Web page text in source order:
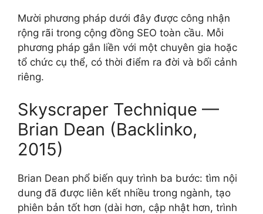
Mười phương pháp dưới đây được công nhận
rộng rãi trong cộng đồng SEO toàn cầu. Mỗi
phương pháp gắn liền với một chuyên gia hoặc
tổ chức cụ thể, có thời điểm ra đời và bối cảnh
riêng.
Skyscraper Technique —
Brian Dean (Backlinko,
2015)
Brian Dean phổ biến quy trình ba bước: tìm nội
dung đã được liên kết nhiều trong ngành, tạo
phiên bản tốt hơn (dài hơn, cập nhật hơn, trình